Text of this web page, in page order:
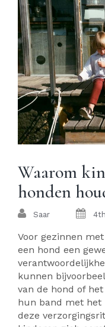
Waarom
honden
Saar
Voor gezinnen
een hond een
kunnen
van de hond of
hun band met het
deze